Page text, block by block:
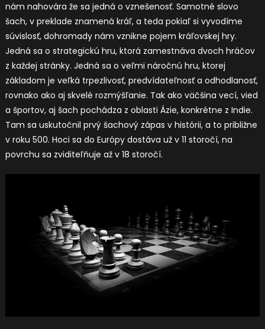
nám nahovára že sa jedná o vznešenosť. Samotné slovo
šach, v preklade znamená kráľ, a teda pokiaľ si vyvodíme
súvislosť, dohromady nám vznikne pojem kráľovskej hry.
Jedná sa o strategickú hru, ktorá zamestnáva dvoch hráčov
z každej stránky. Jedná sa o veľmi náročnú hru, ktorej
základom je veľká trpezlivosť, predvídateľnosť a odhodlanosť,
rovnako ako aj skvelé rozmýšľanie. Tak ako väčšina vecí, vied
a športov, aj šach pochádza z oblasti Ázie, konkrétne z Indie.
Tam sa uskutočnil prvý šachový zápas v histórii, a to približne
v roku 500. Hoci sa do Európy dostáva už v 11 storočí, na
povrchu sa zviditeľňuje až v 18 storočí.